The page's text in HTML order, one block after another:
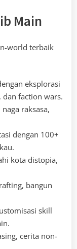
Main
world terbaik
eksplorasi
dan faction wars.
raksasa,
dengan 100+
kota distopia,
bangun
skill
cerita non-